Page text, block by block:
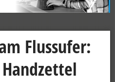
Flussufer: